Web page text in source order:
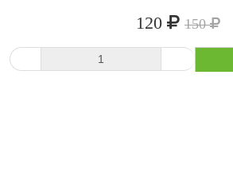
120 150